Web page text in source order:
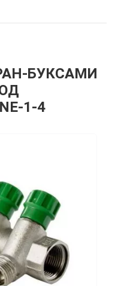
БУКСАМИ
1-4